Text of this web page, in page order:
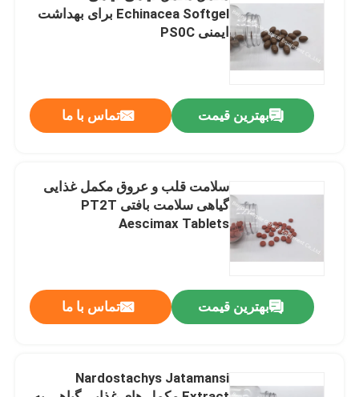
درباره ما
کنترل کیفیت
موارد
مکمل IVC
Echinacea Softgel برای بهداشت
ایمنی PS0C
بهترین قیمت تماس با ما
سلامت قلب و عروق مکمل غذایی
گیاهی سلامت بافتی PT2T
Aescimax Tablets
بهترین قیمت تماس با ما
Nardostachys Jatamansi